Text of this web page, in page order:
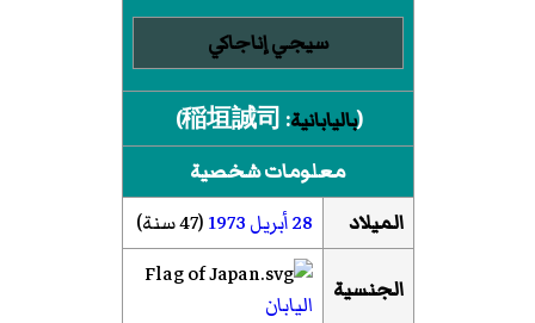
سيجي إناجاكي
(باليابانية:
稲垣誠司
)‏
معلومات شخصية
الميلاد
28 أبريل 1973(47 سنة)
الجنسية
اليابان